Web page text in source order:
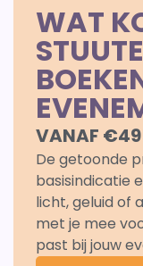
WAT
VANAF
De getoonde
basisindicatie
licht, geluid of
met je mee
past bij jouw